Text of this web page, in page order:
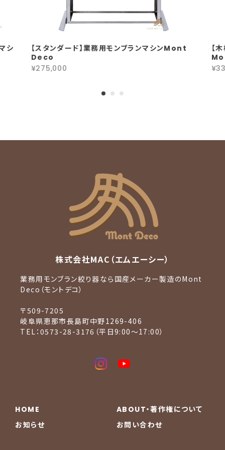
シ
【スタンダード】業務用モンブランマシンMont
Deco
¥275,000
【
株式会社MAC（エムエーシー）
業務用モンブラン絞り器なら国産メーカー製造のMont
Deco（モントデコ）
〒509-7205
岐阜県恵那市長島町中野1269-406
TEL：0573-28-3176（平日9:00〜17:00）
HOME
ABOUT・著作権について
お知らせ
お問い合わせ